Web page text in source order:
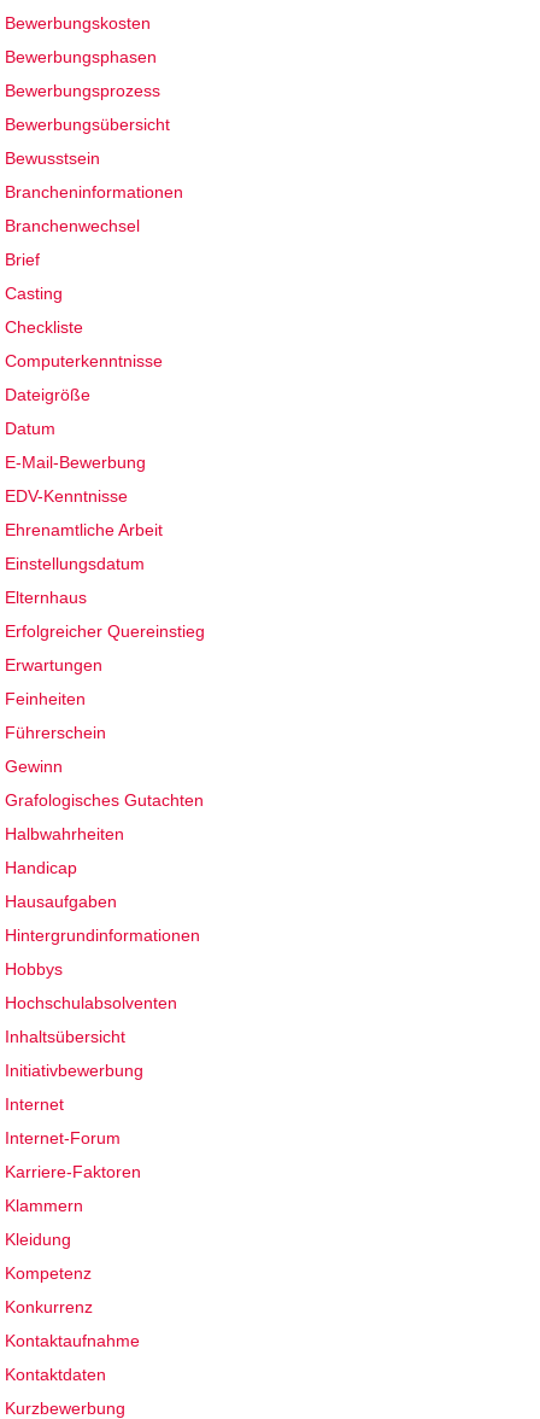
Bewerbungskosten
Bewerbungsphasen
Bewerbungsprozess
Bewerbungsübersicht
Bewusstsein
Brancheninformationen
Branchenwechsel
Brief
Casting
Checkliste
Computerkenntnisse
Dateigröße
Datum
E-Mail-Bewerbung
EDV-Kenntnisse
Ehrenamtliche Arbeit
Einstellungsdatum
Elternhaus
Erfolgreicher Quereinstieg
Erwartungen
Feinheiten
Führerschein
Gewinn
Grafologisches Gutachten
Halbwahrheiten
Handicap
Hausaufgaben
Hintergrundinformationen
Hobbys
Hochschulabsolventen
Inhaltsübersicht
Initiativbewerbung
Internet
Internet-Forum
Karriere-Faktoren
Klammern
Kleidung
Kompetenz
Konkurrenz
Kontaktaufnahme
Kontaktdaten
Kurzbewerbung